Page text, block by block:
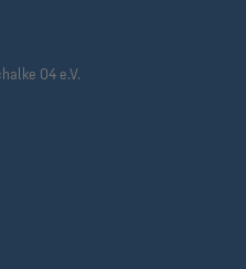
04 e.V.